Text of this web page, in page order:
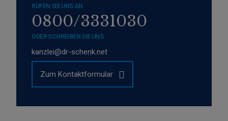
RUFEN SIE UNS AN
0800/3331030
ODER SCHREIBEN SIE UNS
kanzlei@dr-schenk.net
Zum Kontaktformular